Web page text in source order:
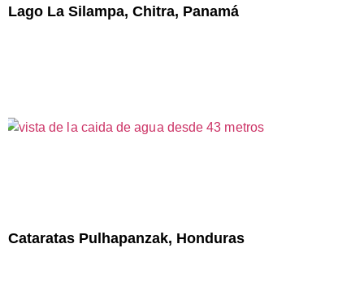
Lago La Silampa, Chitra, Panamá
Cataratas Pulhapanzak, Honduras